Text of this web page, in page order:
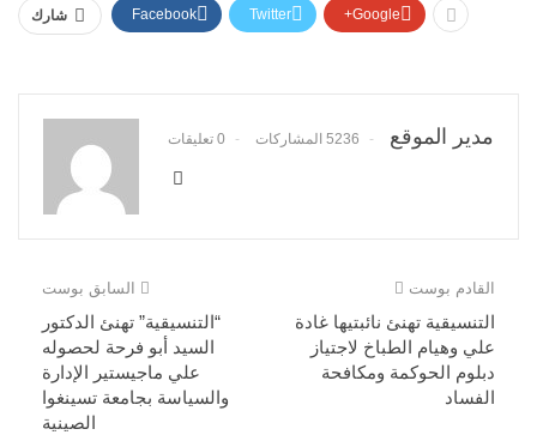
شارك Facebook Twitter Google+
مدير الموقع 5236 المشاركات 0 تعليقات
السابق بوست
“التنسيقية” تهنئ الدكتور
السيد أبو فرحة لحصوله
علي ماجيستير الإدارة
والسياسة بجامعة تسينغوا
الصينية
القادم بوست
التنسيقية تهنئ نائبتيها غادة
علي وهيام الطباخ لاجتياز
دبلوم الحوكمة ومكافحة
الفساد